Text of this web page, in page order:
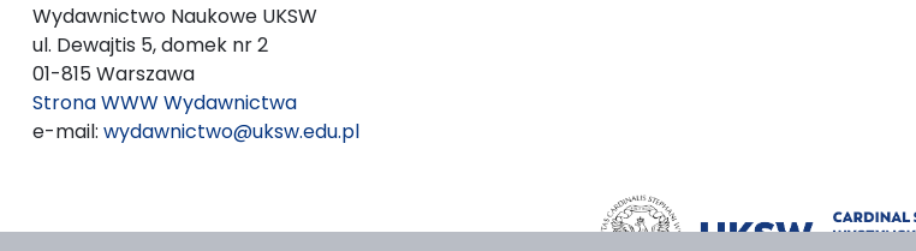
Wydawnictwo Naukowe UKSW
ul. Dewajtis 5, domek nr 2
01-815 Warszawa
Strona WWW Wydawnictwa
e-mail: wydawnictwo@uksw.edu.pl